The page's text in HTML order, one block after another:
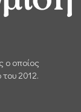
ο οποίος
2012.